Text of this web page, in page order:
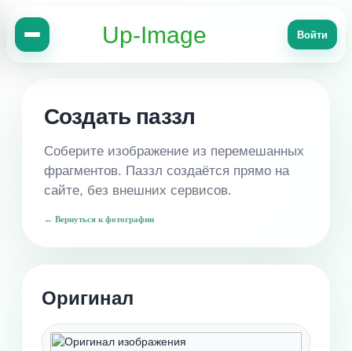
Up-Image Войти
Создать паззл
Соберите изображение из перемешанных
фрагментов. Паззл создаётся прямо на
сайте, без внешних сервисов.
← Вернуться к фотографии
Оригинал